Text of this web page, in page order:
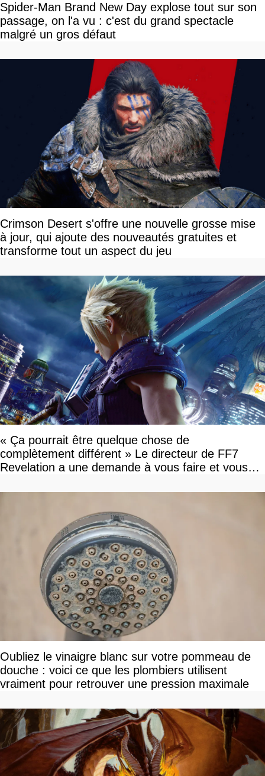
Spider-Man Brand New Day explose tout sur son
passage, on l'a vu : c'est du grand spectacle
malgré un gros défaut
Crimson Desert s'offre une nouvelle grosse mise
à jour, qui ajoute des nouveautés gratuites et
transforme tout un aspect du jeu
« Ça pourrait être quelque chose de
complètement différent » Le directeur de FF7
Revelation a une demande à vous faire et vous
Oubliez le vinaigre blanc sur votre pommeau de
douche : voici ce que les plombiers utilisent
vraiment pour retrouver une pression maximale